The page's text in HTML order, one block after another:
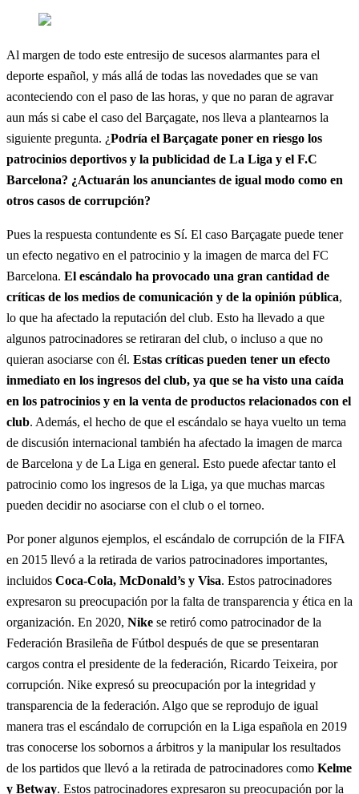
Al margen de todo este entresijo de sucesos alarmantes para el
deporte español, y más allá de todas las novedades que se van
aconteciendo con el paso de las horas, y que no paran de agravar
aun más si cabe el caso del Barçagate, nos lleva a plantearnos la
siguiente pregunta. ¿Podría el Barçagate poner en riesgo los
patrocinios deportivos y la publicidad de La Liga y el F.C
Barcelona? ¿Actuarán los anunciantes de igual modo como en
otros casos de corrupción?
Pues la respuesta contundente es Sí. El caso Barçagate puede tener
un efecto negativo en el patrocinio y la imagen de marca del FC
Barcelona. El escándalo ha provocado una gran cantidad de
críticas de los medios de comunicación y de la opinión pública,
lo que ha afectado la reputación del club. Esto ha llevado a que
algunos patrocinadores se retiraran del club, o incluso a que no
quieran asociarse con él. Estas críticas pueden tener un efecto
inmediato en los ingresos del club, ya que se ha visto una caída
en los patrocinios y en la venta de productos relacionados con el
club. Además, el hecho de que el escándalo se haya vuelto un tema
de discusión internacional también ha afectado la imagen de marca
de Barcelona y de La Liga en general. Esto puede afectar tanto el
patrocinio como los ingresos de la Liga, ya que muchas marcas
pueden decidir no asociarse con el club o el torneo.
Por poner algunos ejemplos, el escándalo de corrupción de la FIFA
en 2015 llevó a la retirada de varios patrocinadores importantes,
incluidos Coca-Cola, McDonald’s y Visa. Estos patrocinadores
expresaron su preocupación por la falta de transparencia y ética en la
organización. En 2020, Nike se retiró como patrocinador de la
Federación Brasileña de Fútbol después de que se presentaran
cargos contra el presidente de la federación, Ricardo Teixeira, por
corrupción. Nike expresó su preocupación por la integridad y
transparencia de la federación. Algo que se reprodujo de igual
manera tras el escándalo de corrupción en la Liga española en 2019
tras conocerse los sobornos a árbitros y la manipular los resultados
de los partidos que llevó a la retirada de patrocinadores como Kelme
y Betway. Estos patrocinadores expresaron su preocupación por la